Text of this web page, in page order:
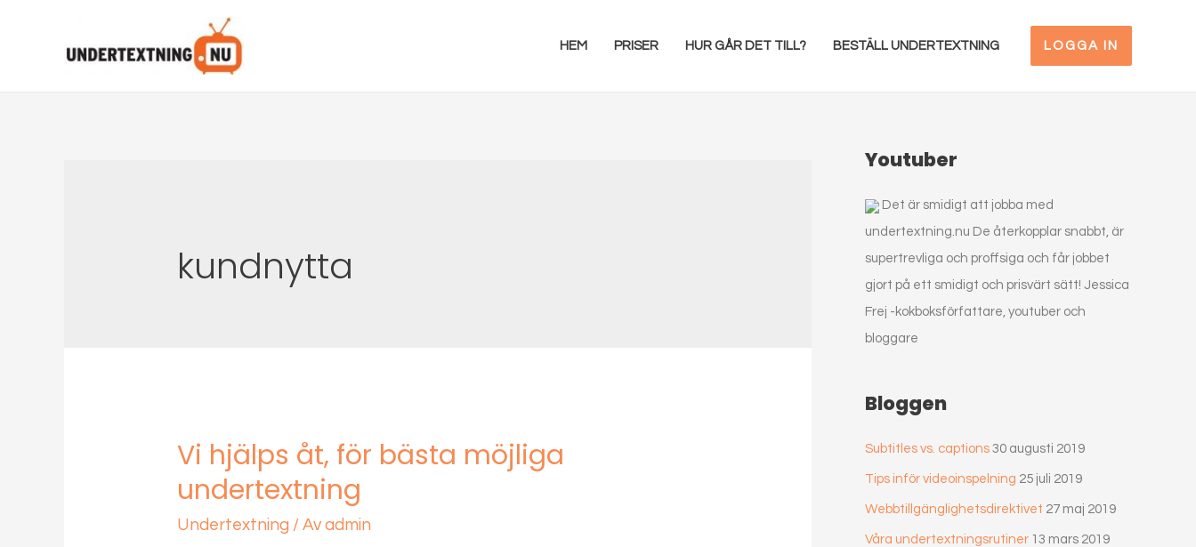
HEM PRISER HUR GÅR DET TILL? BESTÄLL UNDERTEXTNING LOGGA IN
kundnytta
Vi hjälps åt, för bästa möjliga
undertextning
Undertextning / Av admin
Youtuber
Det är smidigt att jobba med
undertextning.nu De återkopplar snabbt, är
supertrevliga och proffsiga och får jobbet
gjort på ett smidigt och prisvärt sätt! Jessica
Frej -kokboksförfattare, youtuber och
bloggare
Bloggen
Subtitles vs. captions 30 augusti 2019
Tips inför videoinspelning 25 juli 2019
Webbtillgänglighetsdirektivet 27 maj 2019
Våra undertextningsrutiner 13 mars 2019